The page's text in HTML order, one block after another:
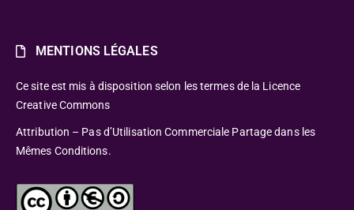
MENTIONS LÉGALES
Ce site est mis à disposition selon les termes de la Licence
Creative Commons
Attribution – Pas d’Utilisation Commerciale Partage dans les
Mêmes Conditions.